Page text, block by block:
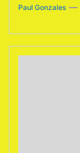
Paul Gonzales